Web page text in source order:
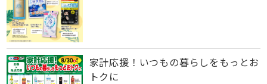
家計応援！いつもの暮らしをもっとお
トクに